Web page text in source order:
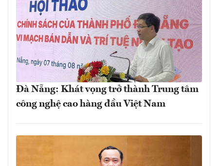
Đà Nẵng: Khát vọng trở thành Trung tâm
công nghệ cao hàng đầu Việt Nam